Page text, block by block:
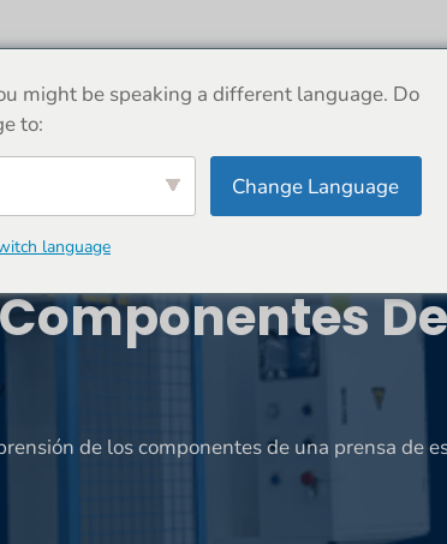
de los componentes de una prensa de
might be speaking a different language. Do
to:
Change Language
language